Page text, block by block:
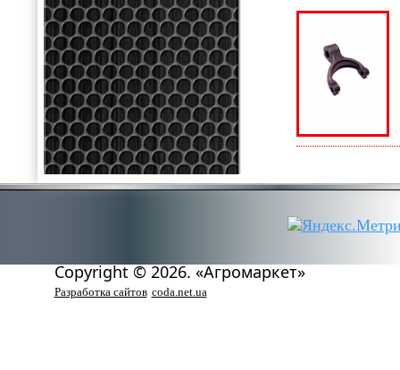
Copyright © 2026. «Агромаркет»
Разработка сайтов coda.net.ua